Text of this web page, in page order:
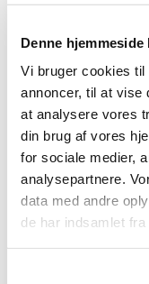
Denne
Vi bruger cookies
annoncer, til at vise
at analysere vores
din brug af vores
for sociale medier,
analysepartnere.
data med andre
de har indsamlet
kongerække fra
optaget i krig mod
og Abdullah søn af
heraf fik han ikke
shiamuslimerne.
at forbande Imam
Han gav også ly til
nu blev jagtet efter
5. Abdul Malik
Abdul Malik
sammen om at